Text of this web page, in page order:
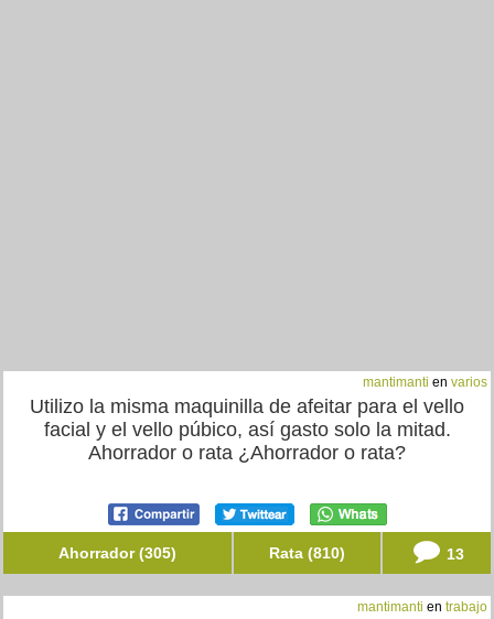
mantimanti en varios
Utilizo la misma maquinilla de afeitar para el vello
facial y el vello púbico, así gasto solo la mitad.
Ahorrador o rata ¿Ahorrador o rata?
Ahorrador (305) Rata (810) 13
mantimanti en trabajo